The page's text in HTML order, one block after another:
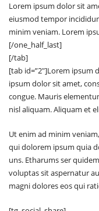
Lorem ipsum dolor sit
eiusmod tempor
minim veniam. Lorem
[/one_half_last]
[/tab]
[tab id=”2″]Lorem ipsum
ipsum dolor sit amet,
congue. Mauris
nisl aliquam. Aliquam et
Ut enim ad minim
qui dolorem ipsum quia
uns. Etharums ser
voluptas sit aspernatur
magni dolores eos qui